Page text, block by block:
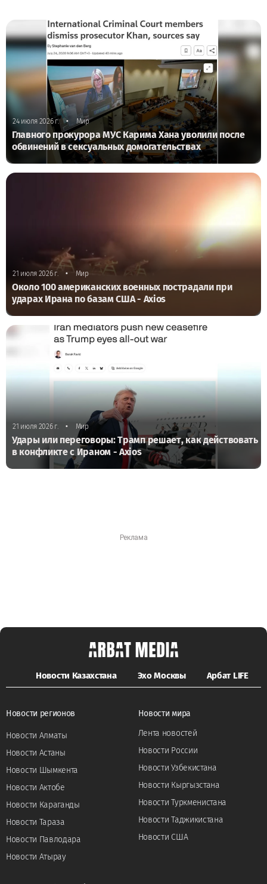
24 июля 2026 г. • Мир
Главного прокурора МУС Карима Хана уволили после
обвинений в сексуальных домогательствах
21 июля 2026 г. • Мир
Около 100 американских военных пострадали при
ударах Ирана по базам США - Axios
21 июля 2026 г. • Мир
Удары или переговоры: Трамп решает, как действовать
в конфликте с Ираном - Axios
Новости Казахстана Эхо Москвы Арбат LIFE
Новости регионов
Новости Алматы
Новости Астаны
Новости Шымкента
Новости Актобе
Новости Караганды
Новости Тараза
Новости Павлодара
Новости Атырау
Новости мира
Лента новостей
Новости России
Новости Узбекистана
Новости Кыргызстана
Новости Туркменистана
Новости Таджикистана
Новости США